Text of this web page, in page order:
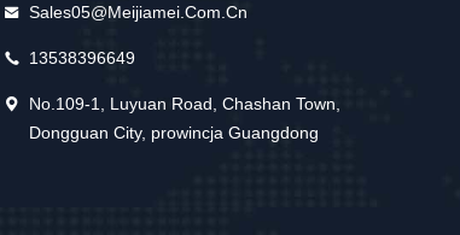
Sales05@meijiamei.com.cn
13538396649
No.109-1, Luyuan Road, Chashan Town,
Dongguan City, prowincja Guangdong